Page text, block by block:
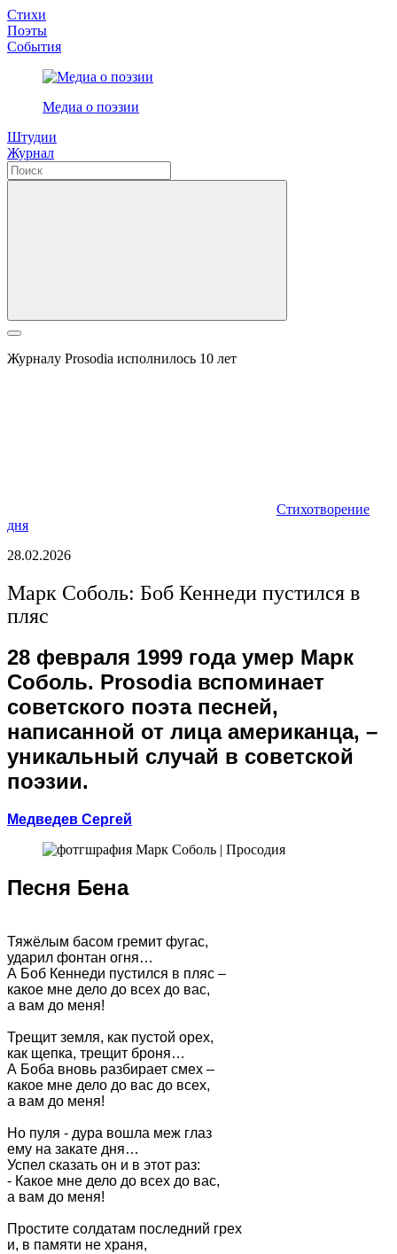
Стихи
Поэты
События
Медиа о поэзии
Штудии
Журнал
Журналу Prosodia исполнилось 10 лет
Стихотворение
дня
28.02.2026
Марк Соболь: Боб Кеннеди пустился в
пляс
28 февраля 1999 года умер Марк
Соболь. Prosodia вспоминает
советского поэта песней,
написанной от лица американца, –
уникальный случай в советской
поэзии.
Медведев Сергей
Песня Бена
Тяжёлым басом гремит фугас,
ударил фонтан огня…
А Боб Кеннеди пустился в пляс –
какое мне дело до всех до вас,
а вам до меня!
Трещит земля, как пустой орех,
как щепка, трещит броня…
А Боба вновь разбирает смех –
какое мне дело до вас до всех,
а вам до меня!
Но пуля - дура вошла меж глаз
ему на закате дня…
Успел сказать он и в этот раз:
- Какое мне дело до всех до вас,
а вам до меня!
Простите солдатам последний грех
и, в памяти не храня,